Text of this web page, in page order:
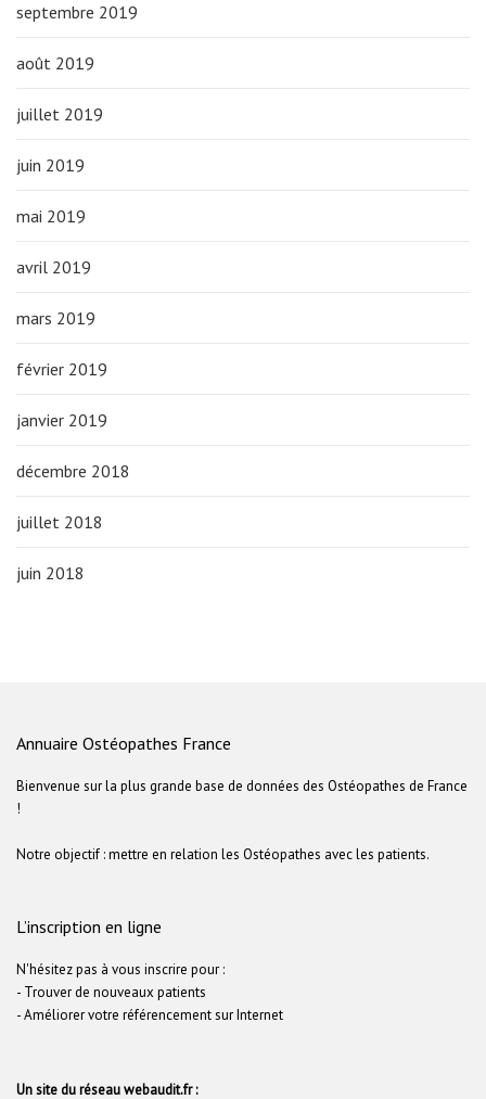
septembre 2019
août 2019
juillet 2019
juin 2019
mai 2019
avril 2019
mars 2019
février 2019
janvier 2019
décembre 2018
juillet 2018
juin 2018
Annuaire Ostéopathes France
Bienvenue sur la plus grande base de données des Ostéopathes de France
!
Notre objectif : mettre en relation les Ostéopathes avec les patients.
L’inscription en ligne
N'hésitez pas à vous inscrire pour :
- Trouver de nouveaux patients
- Améliorer votre référencement sur Internet
Un site du réseau webaudit.fr :